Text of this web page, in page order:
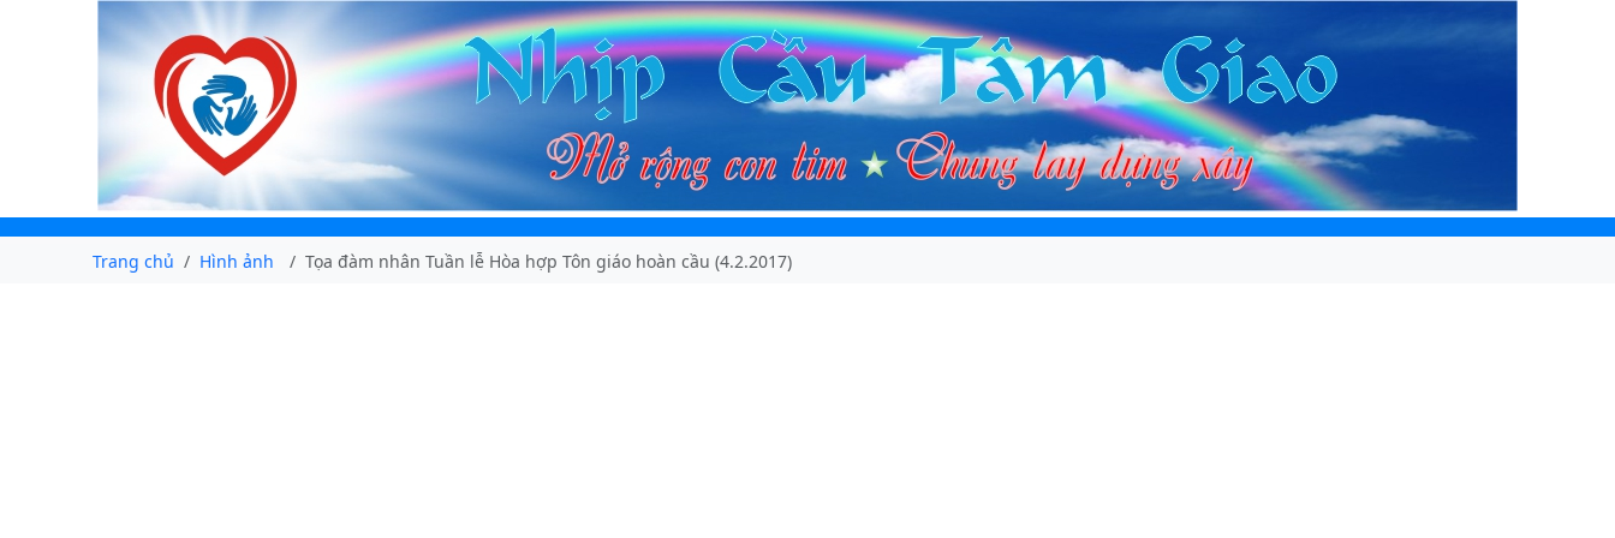
Trang chủ Hình ảnh Tọa đàm nhân Tuần lễ Hòa hợp Tôn giáo hoàn cầu (4.2.2017)